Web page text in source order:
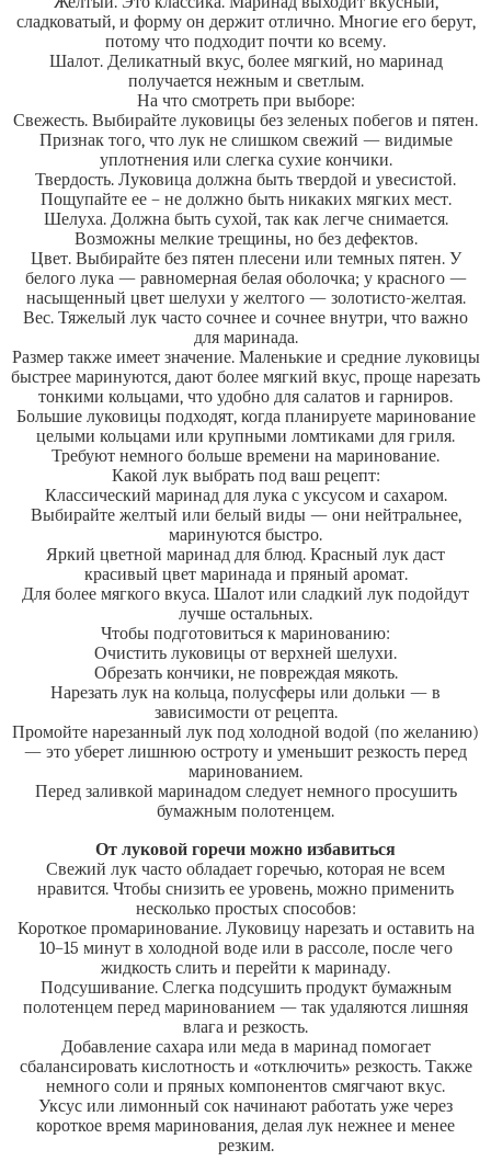
сладковатый, и форму он держит отлично. Многие его берут,
потому что подходит почти ко всему.
Шалот. Деликатный вкус, более мягкий, но маринад
получается нежным и светлым.
На что смотреть при выборе:
Свежесть. Выбирайте луковицы без зеленых побегов и пятен.
Признак того, что лук не слишком свежий — видимые
уплотнения или слегка сухие кончики.
Твердость. Луковица должна быть твердой и увесистой.
Пощупайте ее – не должно быть никаких мягких мест.
Шелуха. Должна быть сухой, так как легче снимается.
Возможны мелкие трещины, но без дефектов.
Цвет. Выбирайте без пятен плесени или темных пятен. У
белого лука — равномерная белая оболочка; у красного —
насыщенный цвет шелухи у желтого — золотисто-желтая.
Вес. Тяжелый лук часто сочнее и сочнее внутри, что важно
для маринада.
Размер также имеет значение. Маленькие и средние луковицы
быстрее маринуются, дают более мягкий вкус, проще нарезать
тонкими кольцами, что удобно для салатов и гарниров.
Большие луковицы подходят, когда планируете маринование
целыми кольцами или крупными ломтиками для гриля.
Требуют немного больше времени на маринование.
Какой лук выбрать под ваш рецепт:
Классический маринад для лука с уксусом и сахаром.
Выбирайте желтый или белый виды — они нейтральнее,
маринуются быстро.
Яркий цветной маринад для блюд. Красный лук даст
красивый цвет маринада и пряный аромат.
Для более мягкого вкуса. Шалот или сладкий лук подойдут
лучше остальных.
Чтобы подготовиться к маринованию:
Очистить луковицы от верхней шелухи.
Обрезать кончики, не повреждая мякоть.
Нарезать лук на кольца, полусферы или дольки — в
зависимости от рецепта.
Промойте нарезанный лук под холодной водой (по желанию)
— это уберет лишнюю остроту и уменьшит резкость перед
маринованием.
Перед заливкой маринадом следует немного просушить
бумажным полотенцем.
От луковой горечи можно избавиться
Свежий лук часто обладает горечью, которая не всем
нравится. Чтобы снизить ее уровень, можно применить
несколько простых способов:
Короткое промаринование. Луковицу нарезать и оставить на
10–15 минут в холодной воде или в рассоле, после чего
жидкость слить и перейти к маринаду.
Подсушивание. Слегка подсушить продукт бумажным
полотенцем перед маринованием — так удаляются лишняя
влага и резкость.
Добавление сахара или меда в маринад помогает
сбалансировать кислотность и «отключить» резкость. Также
немного соли и пряных компонентов смягчают вкус.
Уксус или лимонный сок начинают работать уже через
короткое время маринования, делая лук нежнее и менее
резким.